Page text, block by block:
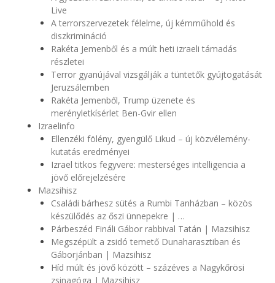
Live
A terrorszervezetek félelme, új kémműhold és
diszkrimináció
Rakéta Jemenből és a múlt heti izraeli támadás
részletei
Terror gyanújával vizsgálják a tüntetők gyújtogatását
Jeruzsálemben
Rakéta Jemenből, Trump üzenete és
merényletkísérlet Ben-Gvir ellen
Izraelinfo
Ellenzéki fölény, gyengülő Likud – új közvélemény-
kutatás eredményei
Izrael titkos fegyvere: mesterséges intelligencia a
jövő előrejelzésére
Mazsihisz
Családi bárhesz sütés a Rumbi Tanházban – közös
készülődés az őszi ünnepekre | …
Párbeszéd Fináli Gábor rabbival Tatán | Mazsihisz
Megszépült a zsidó temető Dunaharasztiban és
Gáborjánban | Mazsihisz
Híd múlt és jövő között – százéves a Nagykőrösi
zsinagóga | Mazsihisz